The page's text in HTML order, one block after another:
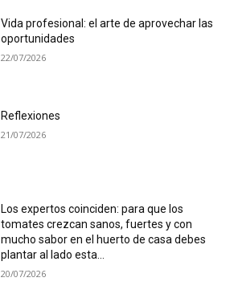
Vida profesional: el arte de aprovechar las
oportunidades
22/07/2026
Reflexiones
21/07/2026
Los expertos coinciden: para que los
tomates crezcan sanos, fuertes y con
mucho sabor en el huerto de casa debes
plantar al lado esta...
20/07/2026